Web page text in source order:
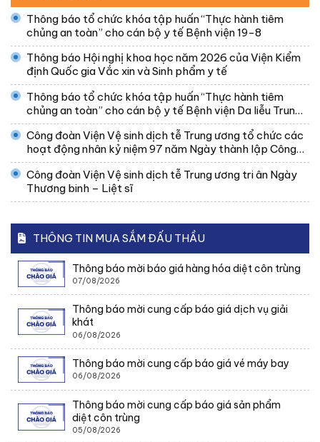
Thông báo tổ chức khóa tập huấn “Thực hành tiêm
chủng an toàn” cho cán bộ y tế Bệnh viện 19-8
Thông báo Hội nghị khoa học năm 2026 của Viện Kiểm
định Quốc gia Vắc xin và Sinh phẩm y tế
Thông báo tổ chức khóa tập huấn “Thực hành tiêm
chủng an toàn” cho cán bộ y tế Bệnh viện Da liễu Trung
ương
Công đoàn Viện Vệ sinh dịch tễ Trung ương tổ chức các
hoạt động nhân kỷ niệm 97 năm Ngày thành lập Công
đoàn Việt Nam
Công đoàn Viện Vệ sinh dịch tễ Trung ương tri ân Ngày
Thương binh – Liệt sĩ
THÔNG TIN MUA SẮM ĐẤU THẦU
Thông báo mời báo giá hàng hóa diệt côn trùng
07/08/2026
Thông báo mời cung cấp báo giá dịch vụ giải
khát
06/08/2026
Thông báo mời cung cấp báo giá vé máy bay
06/08/2026
Thông báo mời cung cấp báo giá sản phẩm
diệt côn trùng
05/08/2026